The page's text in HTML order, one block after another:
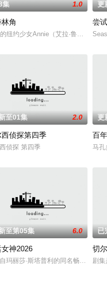
本过住灿烂生活，直至一位神秘
集 1.0
角
纽约少女Annie（艾拉·鲁宾 饰）
更
尝
至01集 2.0
侦探第四季
侦探 第四季
更
百
马孔
了。在平衡工作、艺术爱好以及
至第05集 6.0
神2026
玛丽莎·斯塔普利的同名畅销小说
已
切
剧